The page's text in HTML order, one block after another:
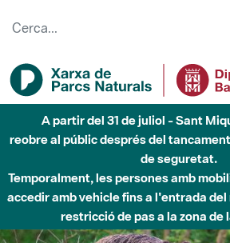
A partir del 31 de juliol - Sant
reobre al públic després del
de seguretat.
Temporalment, les persones amb
accedir amb vehicle fins a l'entrada
restricció de pas a la zona de